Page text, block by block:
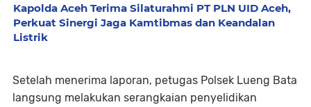
Kapolda Aceh Terima Silaturahmi PT PLN UID Aceh,
Perkuat Sinergi Jaga Kamtibmas dan Keandalan
Listrik
Setelah menerima laporan, petugas Polsek Lueng Bata
langsung melakukan serangkaian penyelidikan